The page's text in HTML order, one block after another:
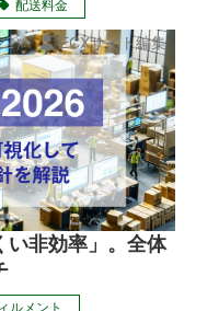
配送料金
）
ECXサイト編集
い非効率」。全体
ルメント